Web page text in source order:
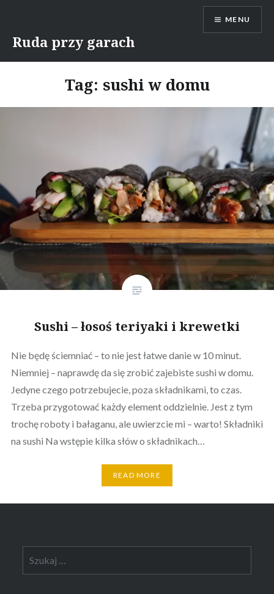
content
Ruda przy garach
MENU
Tag: sushi w domu
Sushi – łosoś teriyaki i krewetki
Nie będę ściemniać – to nie jest łatwe danie w 10 minut.
Niemniej – naprawdę da się zrobić zajebiste sushi w domu.
Jedyne czego potrzebujecie, poza składnikami, to czas.
Trzeba przygotować każdy element oddzielnie. Jest z tym
trochę roboty i bałaganu, ale uwierzcie mi – warto! Składniki
na sushi Na wstępie kilka słów o składnikach…
READ MORE